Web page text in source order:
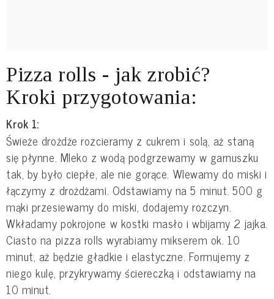
Pizza rolls - jak zrobić?
Kroki przygotowania:
Krok 1:
Świeże drożdże rozcieramy z cukrem i solą, aż staną
się płynne. Mleko z wodą podgrzewamy w garnuszku
tak, by było ciepłe, ale nie gorące. Wlewamy do miski i
łączymy z drożdżami. Odstawiamy na 5 minut. 500 g
mąki przesiewamy do miski, dodajemy rozczyn.
Wkładamy pokrojone w kostki masło i wbijamy 2 jajka.
Ciasto na pizza rolls wyrabiamy mikserem ok. 10
minut, aż będzie gładkie i elastyczne. Formujemy z
niego kulę, przykrywamy ściereczką i odstawiamy na
10 minut.